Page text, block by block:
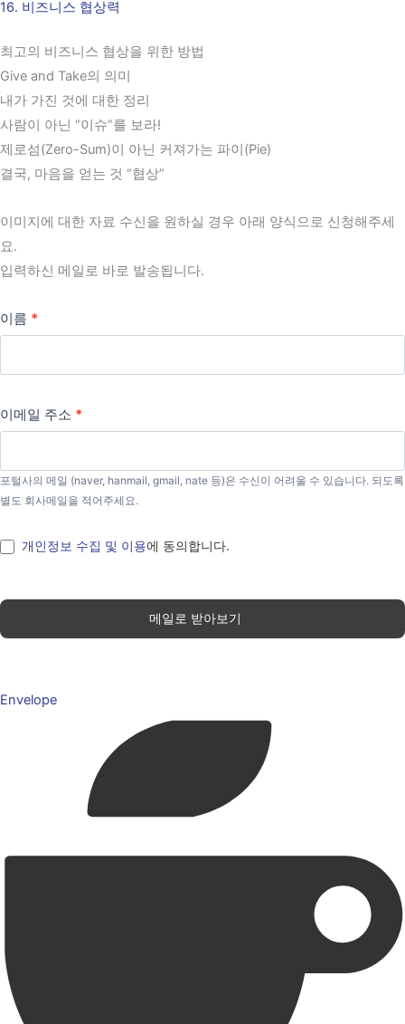
콘
츠
로
건
너
뛰
기
16. 비즈니스 협상력
최고의 비즈니스 협상을 위한 방법
Give and Take의 의미
내가 가진 것에 대한 정리
사람이 아닌 “이슈”를 보라!
제로섬(Zero-Sum)이 아닌 커져가는 파이(Pie)
결국, 마음을 얻는 것 “협상”
이미지에 대한 자료 수신을 원하실 경우 아래 양식으로 신청해주세
요.
입력하신 메일로 바로 발송됩니다.
이름 *
이메일 주소 *
포털사의 메일 (naver, hanmail, gmail, nate 등)은 수신이 어려울 수 있습니다. 되도록
별도 회사메일을 적어주세요.
개인정보 수집 및 이용에 동의합니다.
메일로 받아보기
Envelope